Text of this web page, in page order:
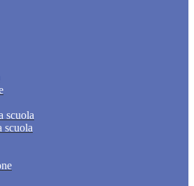
scuola
scuola